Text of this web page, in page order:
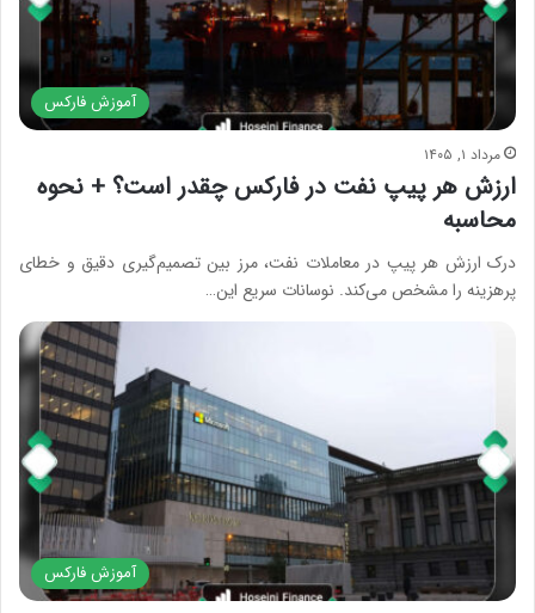
آموزش فارکس
مرداد ۱, ۱۴۰۵
ارزش هر پیپ نفت در فارکس چقدر است؟ + نحوه
محاسبه
درک ارزش هر پیپ در معاملات نفت، مرز بین تصمیم‌گیری دقیق و خطای
پرهزینه را مشخص می‌کند. نوسانات سریع این…
آموزش فارکس